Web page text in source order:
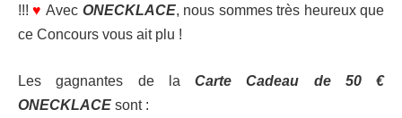
!!!♥ Avec ONECKLACE, nous sommes très heureux que
ce Concours vous ait plu !
Les gagnantes de la Carte Cadeau de 50 €
ONECKLACE sont: